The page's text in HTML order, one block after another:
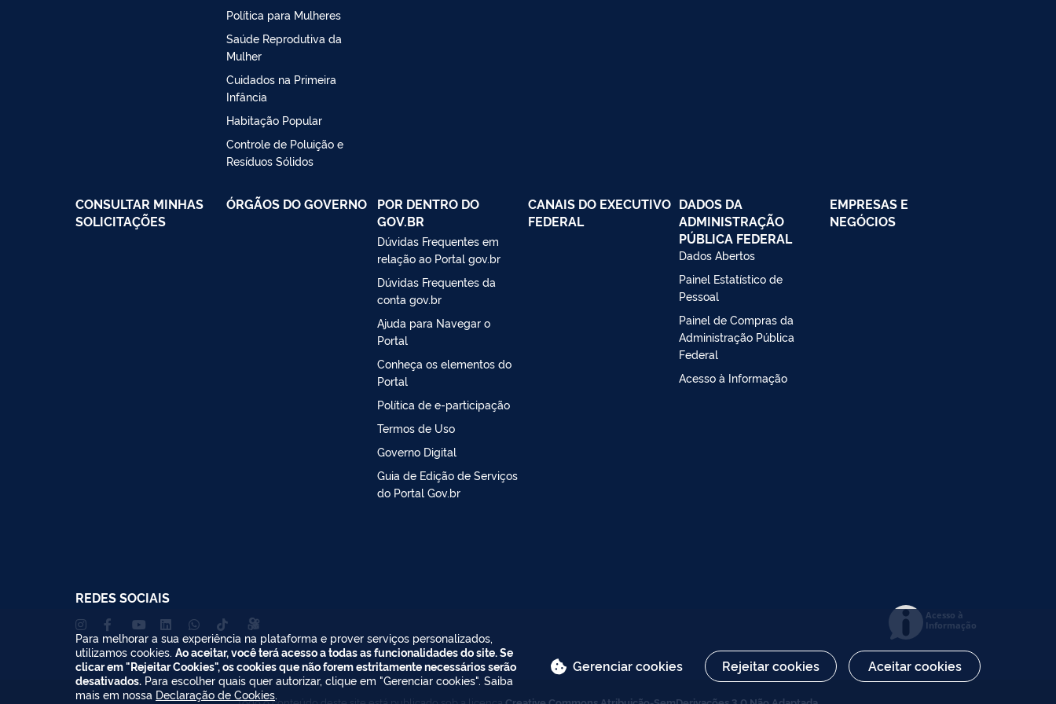
Política para Mulheres
Saúde Reprodutiva da
Mulher
Cuidados na Primeira
Infância
Habitação Popular
Controle de Poluição e
Resíduos Sólidos
CONSULTAR MINHAS
SOLICITAÇÕES
ÓRGÃOS DO GOVERNO
POR DENTRO DO
GOV.BR
Dúvidas Frequentes em
relação ao Portal gov.br
Dúvidas Frequentes da
conta gov.br
Ajuda para Navegar o
Portal
Conheça os elementos do
Portal
Política de e-participação
Termos de Uso
Governo Digital
Guia de Edição de Serviços
do Portal Gov.br
CANAIS DO EXECUTIVO
FEDERAL
DADOS DA
ADMINISTRAÇÃO
PÚBLICA FEDERAL
Dados Abertos
Painel Estatístico de
Pessoal
Painel de Compras da
Administração Pública
Federal
Acesso à Informação
EMPRESAS E
NEGÓCIOS
REDES SOCIAIS
Acesso à
Informação
Para melhorar a sua experiência na plataforma e prover serviços personalizados,
utilizamos cookies. Ao aceitar, você terá acesso a todas as funcionalidades do site. Se
clicar em "Rejeitar Cookies", os cookies que não forem estritamente necessários serão
desativados. Para escolher quais quer autorizar, clique em "Gerenciar cookies". Saiba
mais em nossa Declaração de Cookies.
Gerenciar cookies Rejeitar cookies Aceitar cookies